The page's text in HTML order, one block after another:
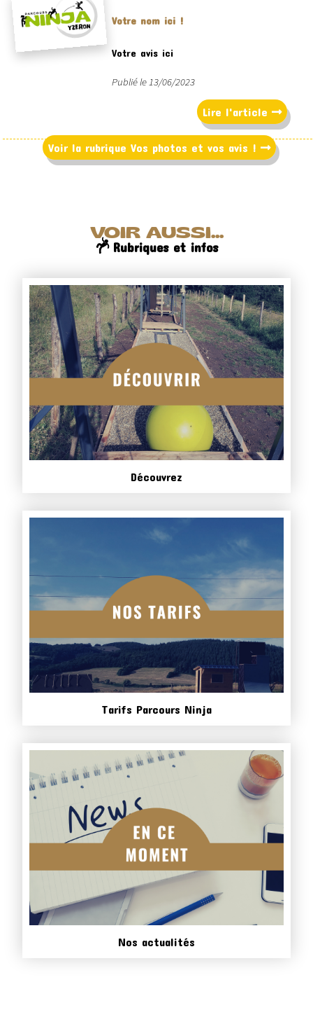
Votre nom ici !
Votre avis ici
Publié le 13/06/2023
Lire l'article
Voir la rubrique Vos photos et vos avis !
VOIR AUSSI...
Rubriques et infos
Découvrez
Tarifs Parcours Ninja
Nos actualités